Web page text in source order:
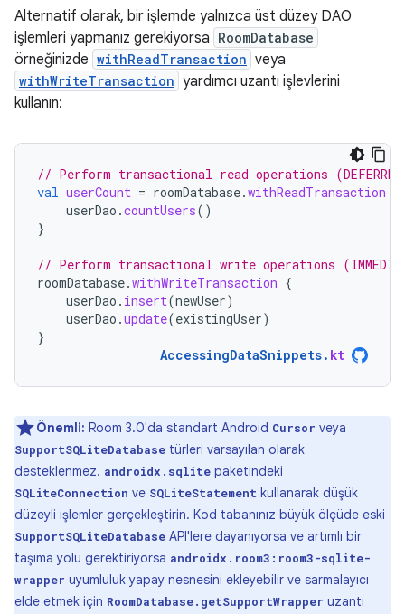
Alternatif olarak, bir işlemde yalnızca üst düzey DAO
işlemleri yapmanız gerekiyorsa RoomDatabase
örneğinizde withReadTransaction veya
withWriteTransaction yardımcı uzantı işlevlerini
kullanın:
// Perform transactional read operations
val userCount = roomDatabase.withReadTransaction
userDao .countUsers()
}
// Perform transactional write operations
roomDatabase.withWriteTransaction {
userDao . insert(newUser)
userDao .update(existingUser)
}
AccessingDataSnippets. kt
Önemli: Room 3.0'da standart Android Cursor veya
SupportSQLiteDatabase türleri varsayılan olarak
desteklenmez. androidx.sqlite paketindeki
SQLiteConnection ve SQLiteStatement kullanarak düşük
düzeyli işlemler gerçekleştirin. Kod tabanınız büyük ölçüde eski
SupportSQLiteDatabase API'lere dayanıyorsa ve artımlı bir
taşıma yolu gerektiriyorsa androidx.room3:room3-sqlite-
wrapper uyumluluk yapay nesnesini ekleyebilir ve sarmalayıcı
elde etmek için RoomDatabase.getSupportWrapper uzantı